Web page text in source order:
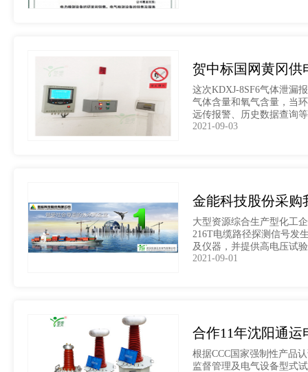
贺中标国网黄冈供
这次KDXJ-8SF6气体泄漏
气体含量和氧气含量，当
远传报警、历史数据查询
2021-09-03
金能科技股份采购
大型资源综合生产型化工
216T电缆路径探测信号发
及仪器，并提供高电压试
2021-09-01
合作11年沈阳通
根据CCC国家强制性产品
监督管理及电气设备型式